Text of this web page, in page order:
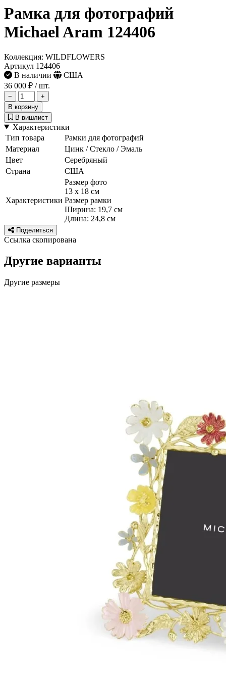
Рамка для фотографий
Michael Aram 124406
Коллекция: WILDFLOWERS
Артикул 124406
В наличии
США
36 000 ₽ / шт.
−
+
В корзину
В вишлист
Характеристики
Тип товара
Рамки для фотографий
Материал
Цинк / Стекло / Эмаль
Цвет
Серебряный
Страна
США
Характеристики
Размер фото
13 x 18 см
Размер рамки
Ширина: 19,7 см
Длина: 24,8 см
Поделиться
Ссылка скопирована
Другие варианты
Другие размеры